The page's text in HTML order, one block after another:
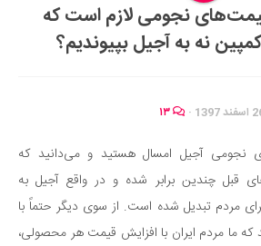
فردی
قیمت‌های نجومی لازم است که
نه به آجیل بپیوندیم؟
1397
·
نجومی آجیل امسال هستید و می‌دانید که
قبل چندین برابر شده و در واقع آجیل به
مردم تبدیل شده است. از سوی دیگر حتماً با
که ما مردم ایران با افزایش قیمت هر محصولی،